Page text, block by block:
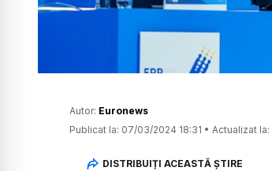
Autor: Euronews
Publicat la: 07/03/2024 18:31 • Actualizat la:
DISTRIBUIȚI ACEASTĂ ȘTIRE